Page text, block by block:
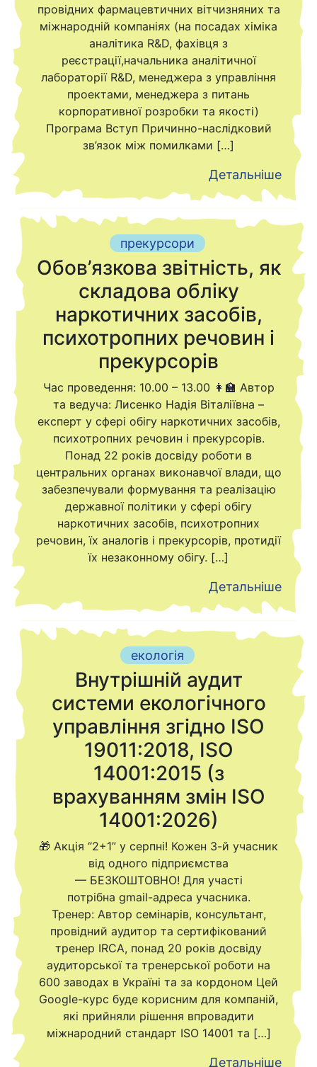
провідних фармацевтичних вітчизняних та
міжнародній компаніях (на посадах хіміка
аналітика R&D, фахівця з
реєстрації,начальника аналітичної
лабораторії R&D, менеджера з управління
проектами, менеджера з питань
корпоративної розробки та якості)
Програма Вступ Причинно-наслідковий
зв’язок між помилками […]
Детальніше
прекурсори
Обов’язкова звітність, як
складова обліку
наркотичних засобів,
психотропних речовин і
прекурсорів
Час проведення: 10.00 – 13.00 👩‍🏫 Автор
та ведуча: Лисенко Надія Віталіївна –
експерт у сфері обігу наркотичних засобів,
психотропних речовин і прекурсорів.
Понад 22 років досвіду роботи в
центральних органах виконавчої влади, що
забезпечували формування та реалізацію
державної політики у сфері обігу
наркотичних засобів, психотропних
речовин, їх аналогів і прекурсорів, протидії
їх незаконному обігу. […]
Детальніше
екологія
Внутрішній аудит
системи екологічного
управління згідно ISO
19011:2018, ISO
14001:2015 (з
врахуванням змін ISO
14001:2026)
🎁 Акція “2+1” у серпні! Кожен 3-й учасник
від одного підприємства
— БЕЗКОШТОВНО! Для участі
потрібна gmail-адреса учасника.
Тренер: Автор семінарів, консультант,
провідний аудитор та сертифікований
тренер IRCA, понад 20 років досвіду
аудиторської та тренерської роботи на
600 заводах в Україні та за кордоном Цей
Google-курс буде корисним для компаній,
які прийняли рішення впровадити
міжнародний стандарт ISO 14001 та […]
Детальніше